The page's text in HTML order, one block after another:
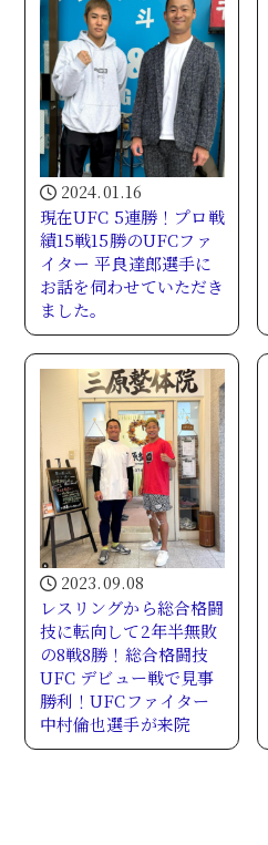
2024.01.16
現在UFC 5連勝！プロ戦
績15戦15勝のUFCファ
イター 平良達郎選手に
お話を伺わせていただき
ました。
2023.09.08
レスリングから総合格闘
技に転向して2年半無敗
の8戦8勝！総合格闘技
UFC デビュー戦で見事
勝利！UFCファイター
中村倫也選手が来院